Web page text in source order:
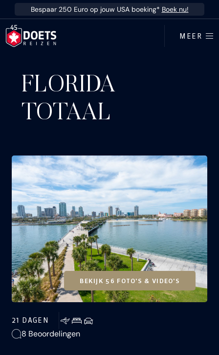
Ga direct naar inhoud
Bespaar 250 Euro op jouw USA boeking* Boek nu!
MEER
FLORIDA
TOTAAL
BEKIJK 56 FOTO'S & VIDEO'S
21 DAGEN
8 Beoordelingen